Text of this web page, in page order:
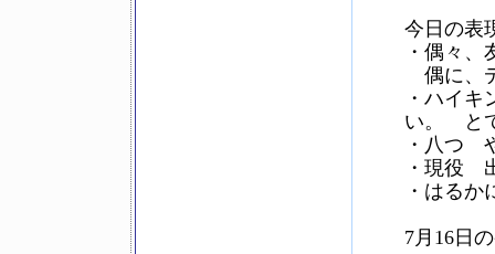
今日の表
・偶々、
偶に、
・ハイ
い。 と
・八つ
・現役
・はる
7月16日